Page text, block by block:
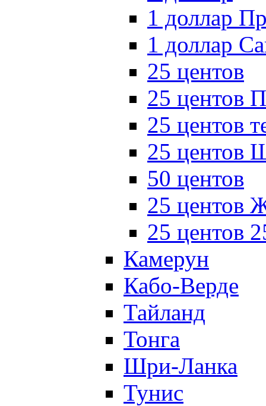
1 доллар
1 доллар
25 центов
25 центов
25 центов
25 центов
50 центов
25 центов
25 центов
Камерун
Кабо-Верде
Тайланд
Тонга
Шри-Ланка
Тунис